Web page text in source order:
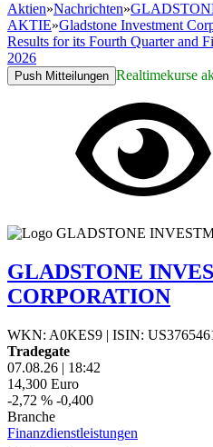
Aktien»Nachrichten»
AKTIE»Gladstone Investment
Results for its Fourth Quarter and
2026
Push Mitteilungen Realtimekurse
GLADSTONE
CORPORATION
WKN: A0KES9 | ISIN:
Tradegate
07.08.26 | 18:42
14,300 Euro
-2,72 % -0,400
Branche
Finanzdienstleistungen